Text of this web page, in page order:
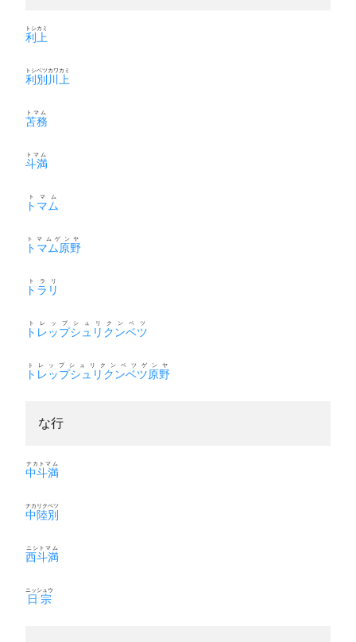
利上
トシカミ
利別川上
トシベツカワカミ
苫務
トマム
斗満
トマム
トマム
トマム
トマム原野
トマムゲンヤ
トラリ
トラリ
トレップシュリクンベツ
トレップシュリクンベツ
トレップシュリクンベツ原野
トレップシュリクンベツゲンヤ
な行
中斗満
ナカトマム
中陸別
ナカリクベツ
西斗満
ニシトマム
日宗
ニッシュウ